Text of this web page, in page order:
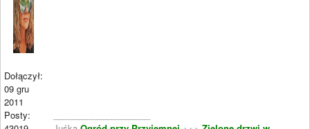
Dołączył:
09 gru
2011
Posty: